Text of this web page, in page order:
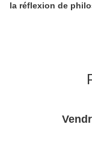
la réflexion de